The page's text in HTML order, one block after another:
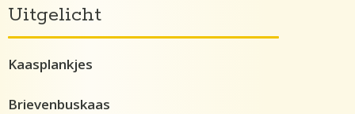
Uitgelicht
Kaasplankjes
Brievenbuskaas